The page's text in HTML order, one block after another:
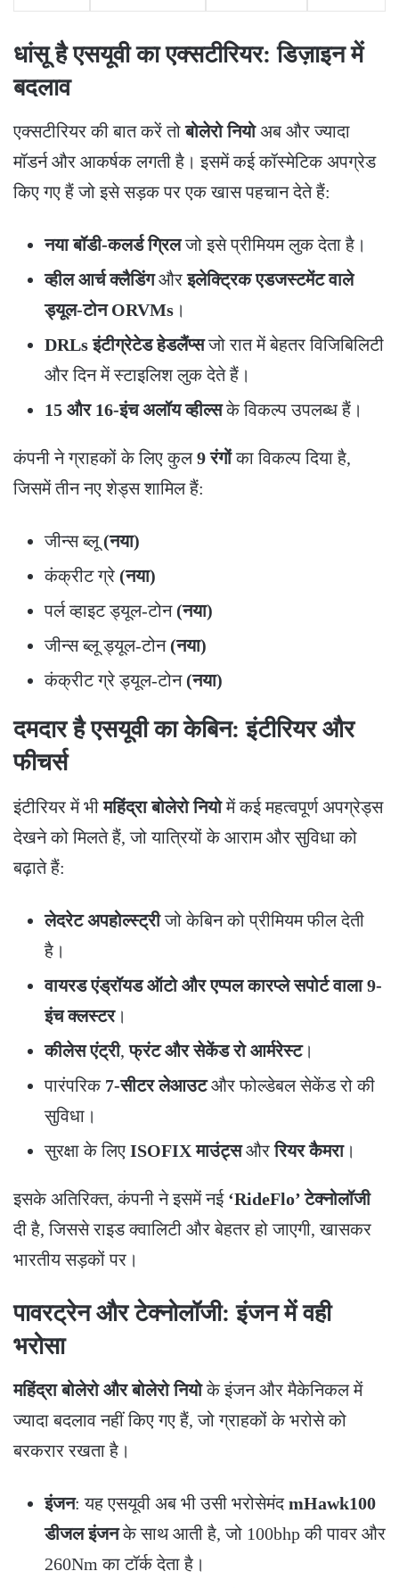
धांसू है एसयूवी का एक्सटीरियर: डिज़ाइन में
बदलाव
​एक्सटीरियर की बात करें तोबोलेरो नियोअब और ज्यादा
मॉडर्न और आकर्षक लगती है। इसमें कई कॉस्मेटिक अपग्रेड
किए गए हैं जो इसे सड़क पर एक खास पहचान देते हैं:
नया बॉडी-कलर्ड ग्रिलजो इसे प्रीमियम लुक देता है।
व्हील आर्च क्लैडिंगऔरइलेक्ट्रिक एडजस्टमेंट वाले
ड्यूल-टोन ORVMs ।
DRLs इंटीग्रेटेड हेडलैंप्सजो रात में बेहतर विजिबिलिटी
और दिन में स्टाइलिश लुक देते हैं।
15 और 16-इंच अलॉय व्हील्सके विकल्प उपलब्ध हैं।
​कंपनी ने ग्राहकों के लिए कुल9 रंगोंका विकल्प दिया है,
जिसमें तीन नए शेड्स शामिल हैं:
​जीन्स ब्लू (नया)
​कंक्रीट ग्रे (नया)
​पर्ल व्हाइट ड्यूल-टोन (नया)
​जीन्स ब्लू ड्यूल-टोन (नया)
​कंक्रीट ग्रे ड्यूल-टोन (नया)
​दमदार है एसयूवी का केबिन: इंटीरियर और
फीचर्स
​इंटीरियर में भीमहिंद्रा बोलेरो नियोमें कई महत्वपूर्ण अपग्रेड्स
देखने को मिलते हैं, जो यात्रियों के आराम और सुविधा को
बढ़ाते हैं:
लेदरेट अपहोल्स्ट्रीजो केबिन को प्रीमियम फील देती
है।
वायरड एंड्रॉयड ऑटो और एप्पल कारप्ले सपोर्ट वाला 9-
इंच क्लस्टर।
कीलेस एंट्री,फ्रंट और सेकेंड रो आर्मरेस्ट।
​पारंपरिक 7-सीटर लेआउटऔर फोल्डेबल सेकेंड रो की
सुविधा।
​सुरक्षा के लिए ISOFIX माउंट्सऔररियर कैमरा।
​इसके अतिरिक्त, कंपनी ने इसमें नई ‘RideFlo’ टेक्नोलॉजी
दी है, जिससे राइड क्वालिटी और बेहतर हो जाएगी, खासकर
भारतीय सड़कों पर।
​पावरट्रेन और टेक्नोलॉजी: इंजन में वही
भरोसा
महिंद्रा बोलेरो और बोलेरो नियोके इंजन और मैकेनिकल में
ज्यादा बदलाव नहीं किए गए हैं, जो ग्राहकों के भरोसे को
बरकरार रखता है।
इंजन: यह एसयूवी अब भी उसी भरोसेमंदmHawk100
डीजल इंजनके साथ आती है, जो 100bhp की पावर और
260Nm का टॉर्क देता है।